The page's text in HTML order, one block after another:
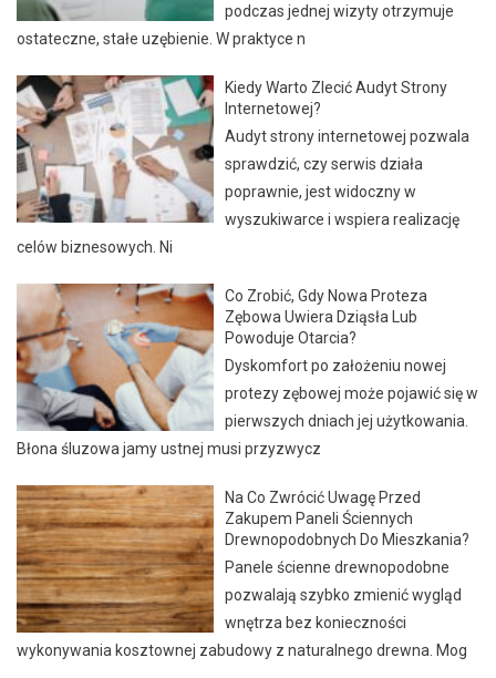
podczas jednej wizyty otrzymuje
ostateczne, stałe uzębienie. W praktyce n
Kiedy Warto Zlecić Audyt Strony
Internetowej?
Audyt strony internetowej pozwala
sprawdzić, czy serwis działa
poprawnie, jest widoczny w
wyszukiwarce i wspiera realizację
celów biznesowych. Ni
Co Zrobić, Gdy Nowa Proteza
Zębowa Uwiera Dziąsła Lub
Powoduje Otarcia?
Dyskomfort po założeniu nowej
protezy zębowej może pojawić się w
pierwszych dniach jej użytkowania.
Błona śluzowa jamy ustnej musi przyzwycz
Na Co Zwrócić Uwagę Przed
Zakupem Paneli Ściennych
Drewnopodobnych Do Mieszkania?
Panele ścienne drewnopodobne
pozwalają szybko zmienić wygląd
wnętrza bez konieczności
wykonywania kosztownej zabudowy z naturalnego drewna. Mog